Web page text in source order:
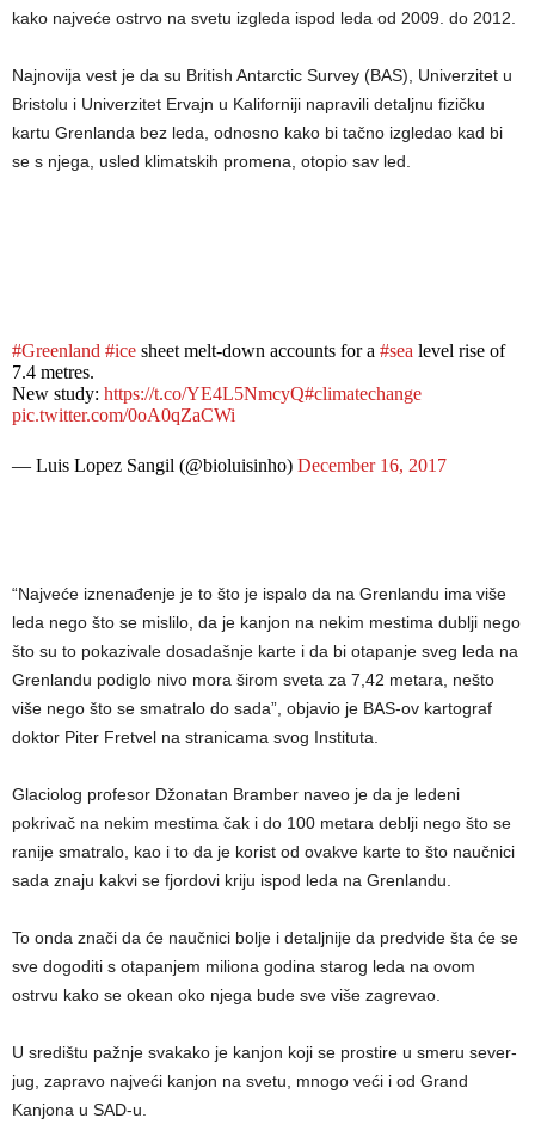
kako najveće ostrvo na svetu izgleda ispod leda od 2009. do 2012.
Najnovija vest je da su British Antarctic Survey (BAS), Univerzitet u
Bristolu i Univerzitet Ervajn u Kaliforniji napravili detaljnu fizičku
kartu Grenlanda bez leda, odnosno kako bi tačno izgledao kad bi
se s njega, usled klimatskih promena, otopio sav led.
#Greenland #ice sheet melt-down accounts for a #sea level rise of
7.4 metres.
New study: https://t.co/YE4L5NmcyQ#climatechange
pic.twitter.com/0oA0qZaCWi
— Luis Lopez Sangil (@bioluisinho) December 16, 2017
“Najveće iznenađenje je to što je ispalo da na Grenlandu ima više
leda nego što se mislilo, da je kanjon na nekim mestima dublji nego
što su to pokazivale dosadašnje karte i da bi otapanje sveg leda na
Grenlandu podiglo nivo mora širom sveta za 7,42 metara, nešto
više nego što se smatralo do sada”, objavio je BAS-ov kartograf
doktor Piter Fretvel na stranicama svog Instituta.
Glaciolog profesor Džonatan Bramber naveo je da je ledeni
pokrivač na nekim mestima čak i do 100 metara deblji nego što se
ranije smatralo, kao i to da je korist od ovakve karte to što naučnici
sada znaju kakvi se fjordovi kriju ispod leda na Grenlandu.
To onda znači da će naučnici bolje i detaljnije da predvide šta će se
sve dogoditi s otapanjem miliona godina starog leda na ovom
ostrvu kako se okean oko njega bude sve više zagrevao.
U središtu pažnje svakako je kanjon koji se prostire u smeru sever-
jug, zapravo najveći kanjon na svetu, mnogo veći i od Grand
Kanjona u SAD-u.